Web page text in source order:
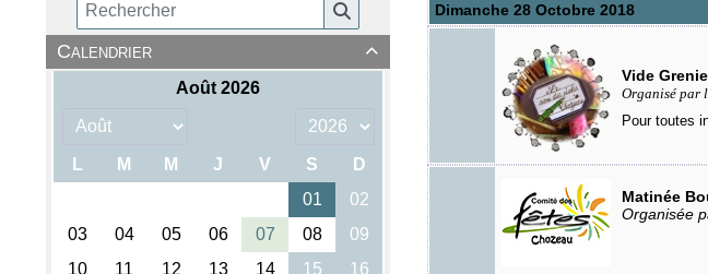

Calendrier
Dimanche 28 Octobre 2018
Vide
Organisé par
Pour toutes
Matinée
Organisée